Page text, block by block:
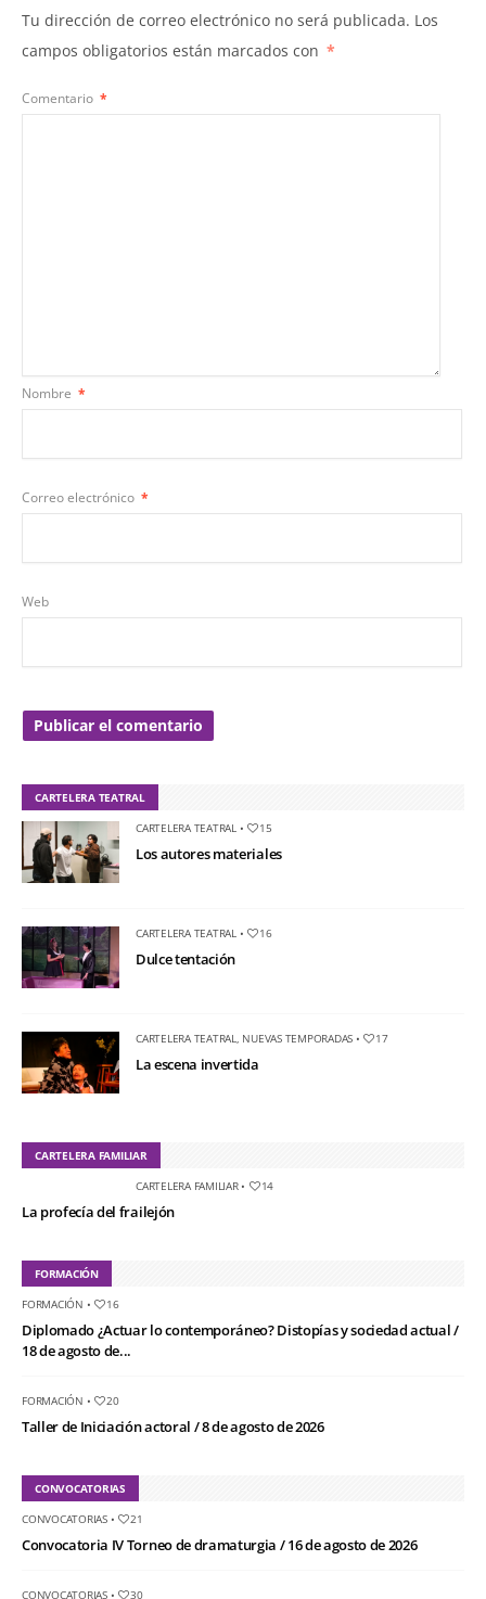
Tu dirección de correo electrónico no será publicada. Los
campos obligatorios están marcados con *
Comentario *
Nombre *
Correo electrónico *
Web
CARTELERA TEATRAL
CARTELERA TEATRAL• 15
Los autores materiales
CARTELERA TEATRAL• 16
Dulce tentación
CARTELERA TEATRAL, NUEVAS TEMPORADAS • 17
La escena invertida
CARTELERA FAMILIAR
CARTELERA FAMILIAR• 14
La profecía del frailejón
FORMACIÓN
FORMACIÓN • 16
Diplomado ¿Actuar lo contemporáneo? Distopías y sociedad actual /
18 de agosto de...
FORMACIÓN • 20
Taller de Iniciación actoral / 8 de agosto de 2026
CONVOCATORIAS
CONVOCATORIAS• 21
Convocatoria IV Torneo de dramaturgia / 16 de agosto de 2026
CONVOCATORIAS• 30